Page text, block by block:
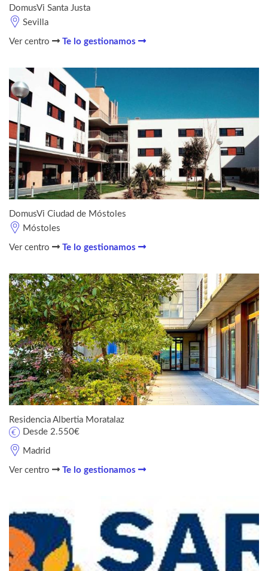
DomusVi Santa Justa
Sevilla
Ver centro Te lo gestionamos
DomusVi Ciudad de Móstoles
Móstoles
Ver centro Te lo gestionamos
Residencia Albertia Moratalaz
Madrid
Desde 2.550€
Ver centro Te lo gestionamos